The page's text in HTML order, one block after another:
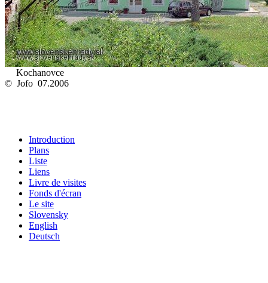
Kochanovce
© Jofo 07.2006
Introduction
Plans
Liste
Liens
Livre de visites
Fonds d'écran
Le site
Slovensky
English
Deutsch